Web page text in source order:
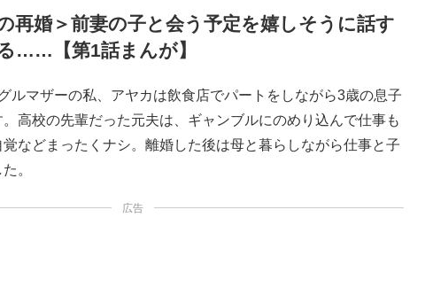
再婚＞前妻の子と会う予定を嬉しそうに話す
……【第1話まんが】
ルマザーの私、アヤカは飲食店でパートをしながら3歳の息子
高校の先輩だった元夫は、ギャンブルにのめり込んで仕事も
などまったくナシ。離婚した後は母と暮らしながら仕事と子
。
広告